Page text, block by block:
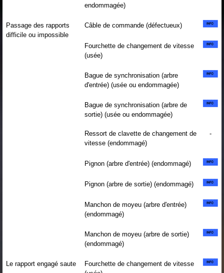
endommagée)
Passage des rapports
difficile ou impossible
Câble de commande (défectueux)
Fourchette de changement de vitesse
(usée)
Bague de synchronisation (arbre
d'entrée) (usée ou endommagée)
Bague de synchronisation (arbre de
sortie) (usée ou endommagée)
Ressort de clavette de changement de
vitesse (endommagé)
-
Pignon (arbre d'entrée) (endommagé)
Pignon (arbre de sortie) (endommagé)
Manchon de moyeu (arbre d'entrée)
(endommagé)
Manchon de moyeu (arbre de sortie)
(endommagé)
Le rapport engagé saute
Fourchette de changement de vitesse